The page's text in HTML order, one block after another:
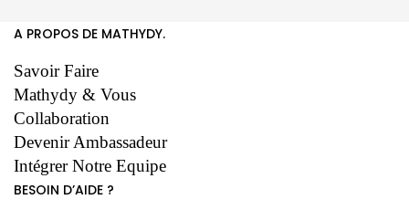
A PROPOS DE MATHYDY.
Savoir Faire
Mathydy & Vous
Collaboration
Devenir Ambassadeur
Intégrer Notre Equipe
BESOIN D’AIDE ?